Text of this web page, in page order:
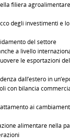
filiera agroalimentare
degli investimenti e lo
del settore
a livello
le esportazioni
dall’estero in
con bilancia
ai
alimentare nella